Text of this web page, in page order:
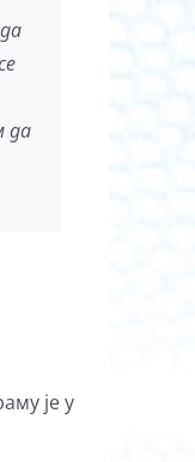
да
је у